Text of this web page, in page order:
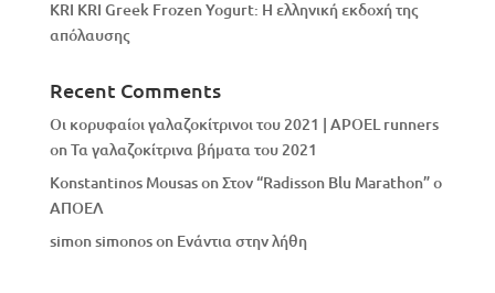
KRI KRI Greek Frozen Yogurt: Η ελληνική εκδοχή της
απόλαυσης
Recent Comments
Οι κορυφαίοι γαλαζοκίτρινοι του 2021 | APOEL runners
onΤα γαλαζοκίτρινα βήματα του 2021
Konstantinos MousasonΣτον “Radisson Blu Marathon” ο
ΑΠΟΕΛ
simon simonoson Eνάντια στην λήθη